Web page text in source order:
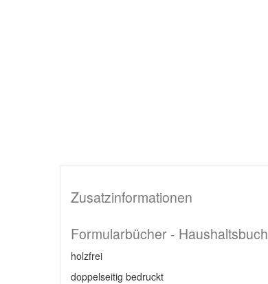
Zusatzinformationen
Formularbücher - Haushaltsbuch
holzfrei
doppelseitig bedruckt